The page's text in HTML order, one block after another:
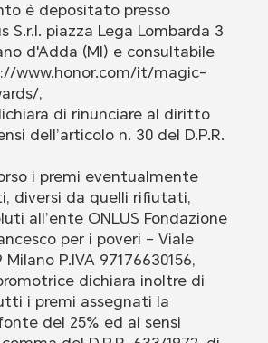
è depositato presso
S.r.l. piazza Lega Lombarda 3
d'Adda (MI) e consultabile
www.honor.com/it/magic-
,
di rinunciare al diritto
dell’articolo n. 30 del D.P.R.
i premi eventualmente
diversi da quelli rifiutati,
all’ente ONLUS Fondazione
per i poveri – Viale
Milano P.IVA 97176630156,
dichiara inoltre di
i premi assegnati la
del 25% ed ai sensi